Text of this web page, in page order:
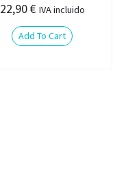
22,90€ IVA incluido
Add To Cart